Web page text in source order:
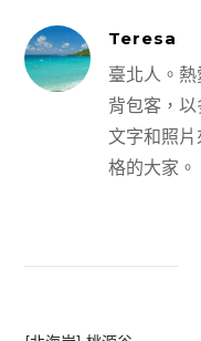
Teresa
臺北人。
背包客，
文字和照
格的大家。